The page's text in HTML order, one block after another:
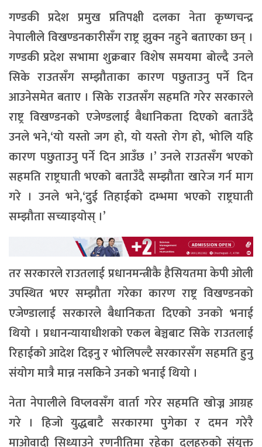
गण्डकी प्रदेश प्रमुख प्रतिपक्षी दलका नेता कृष्णचन्द्र
नेपालीले विखण्डनकारीसँग राष्ट्र झुक्न नहुने बताएका छन् ।
गण्डकी प्रदेश सभामा शुक्रबार विशेष समयमा बोल्दै उनले
सिके राउतसँग सम्झौताका कारण पछुताउनु पर्ने दिन
आउनेसमेत बताए । सिके राउतसँग सहमति गरेर सरकारले
राष्ट्र विखण्डनको एजेण्डलाई बैधानिकता दिएको बताउँदै
उनले भने,‘यो यस्तो जग हो, यो यस्तो रोग हो, भोलि यहि
कारण पछुताउनु पर्ने दिन आउँछ ।’ उनले राउतसँग भएको
सहमति राष्ट्रघाती भएको बताउँदै सम्झौता खारेज गर्न माग
गरे । उनले भने,‘दुई तिहाईको दम्भमा भएको राष्ट्रघाती
सम्झौता सच्याइयोस् ।’
तर सरकारले राउतलाई प्रधानमन्त्रीकै हैसियतमा केपी ओली
उपस्थित भएर सम्झौता गरेका कारण राष्ट्र विखण्डनको
एजेण्डालाई सरकारले बैधानिकता दिएको उनको भनाई
थियो । प्रधानन्यायाधीशको एकल बेञ्चबाट सिके राउतलाई
रिहाईको आदेश दिइनु र भोलिपल्टै सरकारसँग सहमति हुनु
संयोग मात्रै मान्न नसकिने उनको भनाई थियो ।
नेता नेपालीले विप्लवसँग वार्ता गरेर सहमति खोज्न आग्रह
गरे । हिजो युद्धबाटै सरकारमा पुगेका र दमन गरेरै